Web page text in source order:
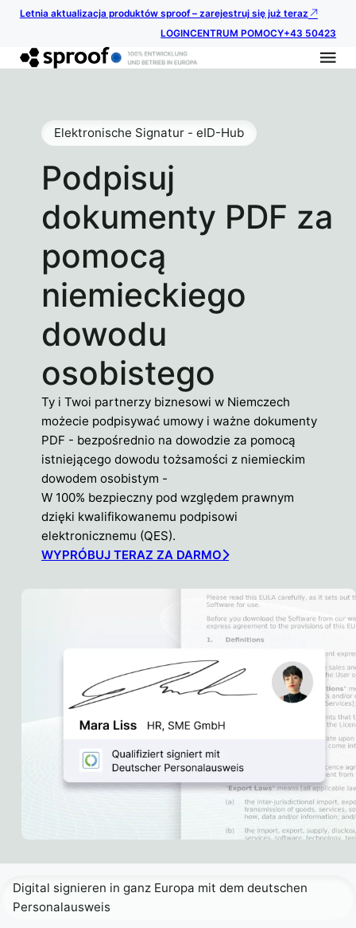
Letnia aktualizacja produktów sproof – zarejestruj się już teraz
LOGINCENTRUM POMOCY+43 50423
Podpisuj
dokumenty PDF za
pomocą
niemieckiego
dowodu
osobistego
Elektronische Signatur - eID-Hub
Ty i Twoi partnerzy biznesowi w Niemczech
możecie podpisywać umowy i ważne dokumenty
PDF - bezpośrednio na dowodzie za pomocą
istniejącego dowodu tożsamości z niemieckim
dowodem osobistym -
W 100% bezpieczny pod względem prawnym
dzięki kwalifikowanemu podpisowi
elektronicznemu (QES).
WYPRÓBUJ TERAZ ZA DARMO
Digital signieren in ganz Europa mit dem deutschen
Personalausweis